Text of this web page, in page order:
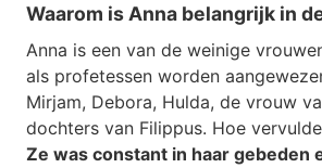
Waarom is Anna belangrijk in
Anna is een van de weinige
als profetessen worden
Mirjam, Debora, Hulda, de vrouw
dochters van Filippus. Hoe
Ze was constant in haar gebeden